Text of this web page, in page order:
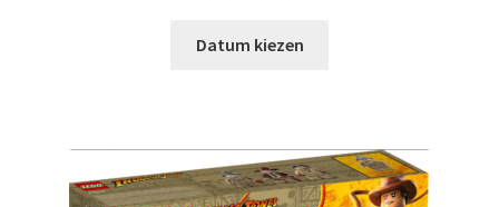
Datum kiezen